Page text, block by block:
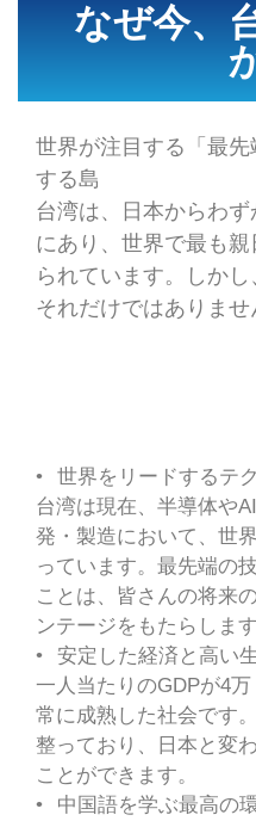
なぜ今、
世界が注目する「最
する島
台湾は、日本からわ
にあり、世界で最も
られています。しか
それだけではありませ
• 世界をリードするテ
台湾は現在、半導体や
発・製造において、世
っています。最先端の
ことは、皆さんの将来
ンテージをもたらします
• 安定した経済と高い
一人当たりのGDPが4
常に成熟した社会です
整っており、日本と変
ことができます。
• 中国語を学ぶ最高の